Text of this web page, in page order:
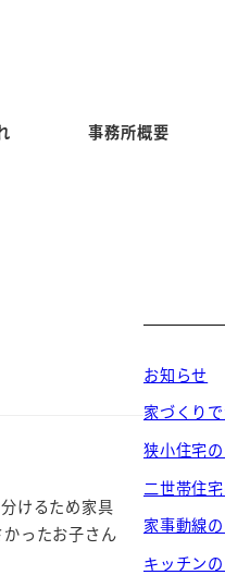
事務所概要
けるため家具
ったお子さん
お知らせ
家づくり
狭小住宅
二世帯住
家事動線
キッチン